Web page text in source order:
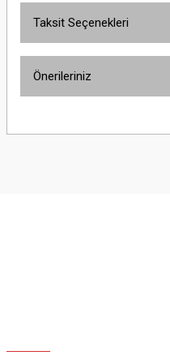
Taksit Seçenekleri
Önerileriniz
yetersiz gördüğünüz noktaları